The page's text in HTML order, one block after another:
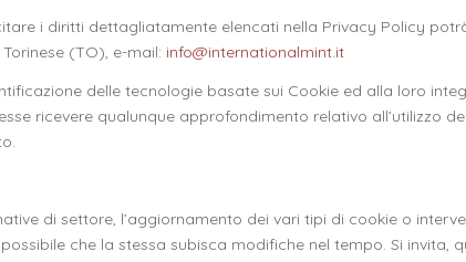
i diritti dettagliatamente elencati nella Privacy Policy
(TO), e-mail: info@internationalmint.it
delle tecnologie basate sui Cookie ed alla loro
ricevere qualunque approfondimento relativo all’utilizzo
di settore, l’aggiornamento dei vari tipi di cookie o
che la stessa subisca modifiche nel tempo. Si invita,